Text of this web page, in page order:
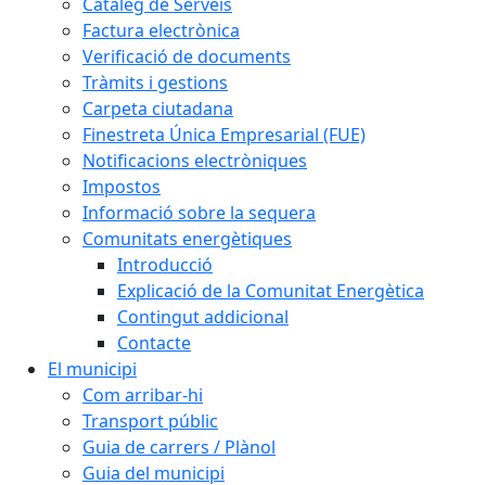
Factura electrònica
Verificació de documents
Tràmits i gestions
Carpeta ciutadana
Finestreta Única Empresarial (FUE)
Notificacions electròniques
Impostos
Informació sobre la sequera
Comunitats energètiques
Introducció
Explicació de la Comunitat Energètica
Contingut addicional
Contacte
El municipi
Com arribar-hi
Transport públic
Guia de carrers / Plànol
Guia del municipi